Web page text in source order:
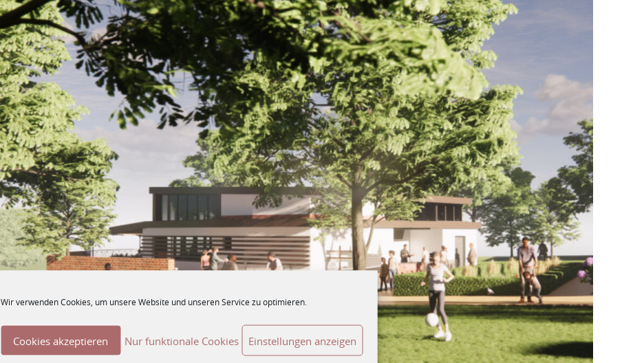
Wir verwenden Cookies, um unsere Website und unseren Service zu optimieren.
Cookies akzeptieren Nur funktionale Cookies Einstellungen anzeigen